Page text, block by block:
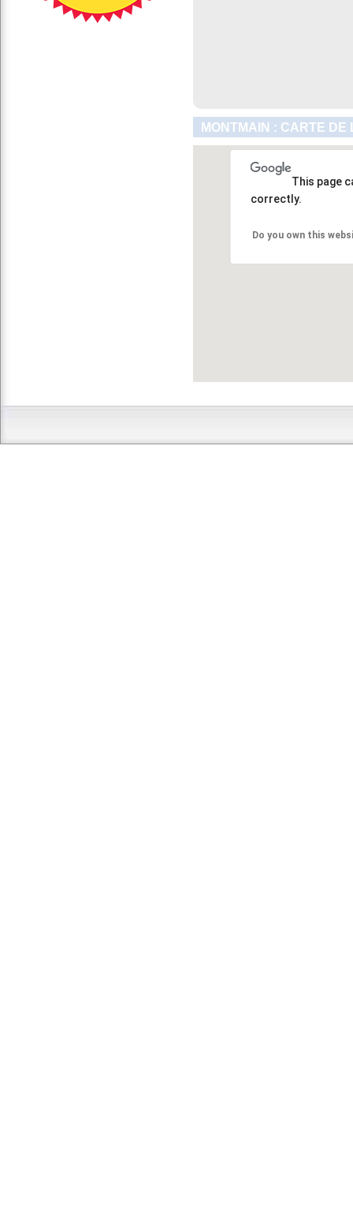
MONTMAIN : CARTE DE
This page
correctly.
Do you own this